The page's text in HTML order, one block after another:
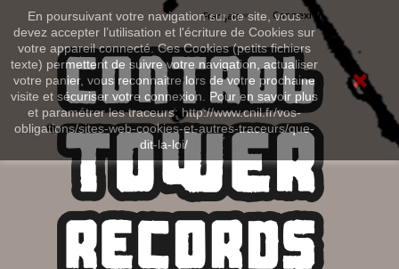
En poursuivant votre navigation sur ce site, vous
devez accepter l’utilisation et l'écriture de Cookies sur
votre appareil connecté. Ces Cookies (petits fichiers
texte) permettent de suivre votre navigation, actualiser
votre panier, vous reconnaitre lors de votre prochaine
visite et sécuriser votre connexion. Pour en savoir plus
et paramétrer les traceurs: http://www.cnil.fr/vos-
obligations/sites-web-cookies-et-autres-traceurs/que-
dit-la-loi/
Connexion
Français